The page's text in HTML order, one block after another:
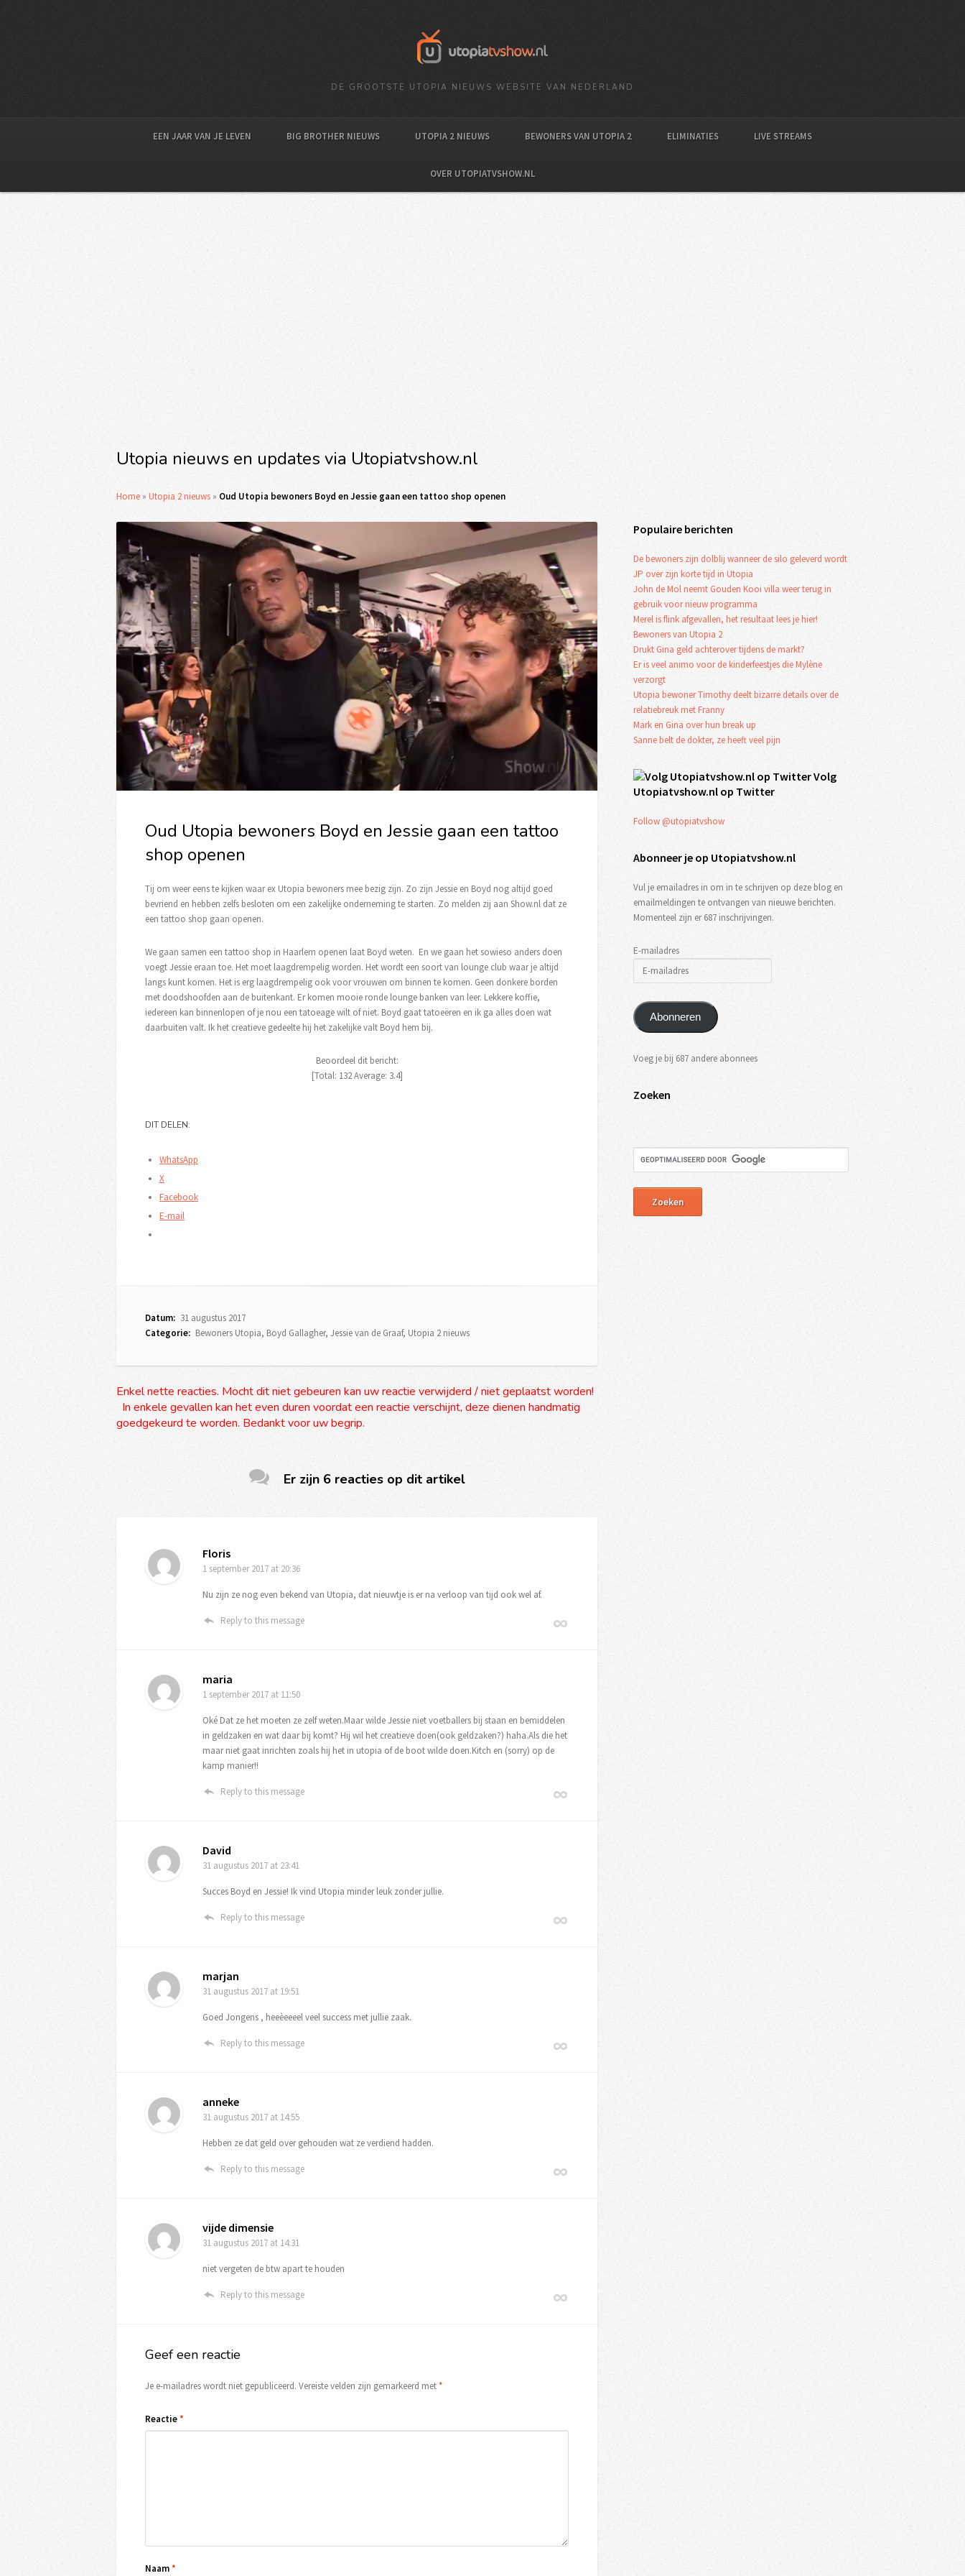
DE GROOTSTE UTOPIA NIEUWS WEBSITE VAN NEDERLAND
EEN JAAR VAN JE LEVEN BIG BROTHER NIEUWS UTOPIA 2 NIEUWS BEWONERS VAN UTOPIA 2 ELIMINATIES LIVE STREAMS
OVER UTOPIATVSHOW.NL
Utopia nieuws en updates via Utopiatvshow.nl
Home » Utopia 2 nieuws » Oud Utopia bewoners Boyd en Jessie gaan een tattoo shop openen
Oud Utopia bewoners Boyd en Jessie gaan een tattoo
shop openen
Tij om weer eens te kijken waar ex Utopia bewoners mee bezig zijn. Zo zijn Jessie en Boyd nog altijd goed
bevriend en hebben zelfs besloten om een zakelijke onderneming te starten. Zo melden zij aan Show.nl dat ze
een tattoo shop gaan openen.
We gaan samen een tattoo shop in Haarlem openen laat Boyd weten. En we gaan het sowieso anders doen
voegt Jessie eraan toe. Het moet laagdrempelig worden. Het wordt een soort van lounge club waar je altijd
langs kunt komen. Het is erg laagdrempelig ook voor vrouwen om binnen te komen. Geen donkere borden
met doodshoofden aan de buitenkant. Er komen mooie ronde lounge banken van leer. Lekkere koffie,
iedereen kan binnenlopen of je nou een tatoeage wilt of niet. Boyd gaat tatoeëren en ik ga alles doen wat
daarbuiten valt. Ik het creatieve gedeelte hij het zakelijke valt Boyd hem bij.
Beoordeel dit bericht:
[Total: 132Average: 3.4]
DIT DELEN:
WhatsApp
X
Facebook
E-mail
Datum: 31 augustus 2017
Categorie: Bewoners Utopia, Boyd Gallagher, Jessie van de Graaf, Utopia 2 nieuws
Enkel nette reacties. Mocht dit niet gebeuren kan uw reactie verwijderd / niet geplaatst worden!
In enkele gevallen kan het even duren voordat een reactie verschijnt, deze dienen handmatig
goedgekeurd te worden. Bedankt voor uw begrip.
Er zijn 6 reacties op dit artikel
Floris
1 september 2017 at 20:36
Nu zijn ze nog even bekend van Utopia, dat nieuwtje is er na verloop van tijd ook wel af.
Reply to this message
maria
1 september 2017 at 11:50
Oké Dat ze het moeten ze zelf weten.Maar wilde Jessie niet voetballers bij staan en bemiddelen
in geldzaken en wat daar bij komt? Hij wil het creatieve doen(ook geldzaken?) haha.Als die het
maar niet gaat inrichten zoals hij het in utopia of de boot wilde doen.Kitch en (sorry) op de
kamp manier!!
Reply to this message
David
31 augustus 2017 at 23:41
Succes Boyd en Jessie! Ik vind Utopia minder leuk zonder jullie.
Reply to this message
marjan
31 augustus 2017 at 19:51
Goed Jongens , heeèeeeel veel success met jullie zaak.
Reply to this message
anneke
31 augustus 2017 at 14:55
Hebben ze dat geld over gehouden wat ze verdiend hadden.
Reply to this message
vijde dimensie
31 augustus 2017 at 14:31
niet vergeten de btw apart te houden
Reply to this message
Geef een reactie
Je e-mailadres wordt niet gepubliceerd. Vereiste velden zijn gemarkeerd met*
Reactie*
Naam*
Populaire berichten
De bewoners zijn dolblij wanneer de silo geleverd wordt
JP over zijn korte tijd in Utopia
John de Mol neemt Gouden Kooi villa weer terug in
gebruik voor nieuw programma
Merel is flink afgevallen, het resultaat lees je hier!
Bewoners van Utopia 2
Drukt Gina geld achterover tijdens de markt?
Er is veel animo voor de kinderfeestjes die Mylène
verzorgt
Utopia bewoner Timothy deelt bizarre details over de
relatiebreuk met Franny
Mark en Gina over hun break up
Sanne belt de dokter, ze heeft veel pijn
Volg
Utopiatvshow.nl op Twitter
Follow @utopiatvshow
Abonneer je op Utopiatvshow.nl
Vul je emailadres in om in te schrijven op deze blog en
emailmeldingen te ontvangen van nieuwe berichten.
Momenteel zijn er 687 inschrijvingen.
E-mailadres
Abonneren
Voeg je bij 687 andere abonnees
Zoeken